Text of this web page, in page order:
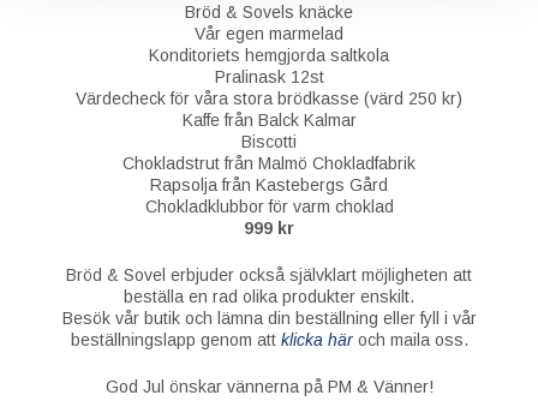
Bröd & Sovels knäcke
Vår egen marmelad
Konditoriets hemgjorda saltkola
Pralinask 12st
Värdecheck för våra stora brödkasse (värd 250 kr)
Kaffe från Balck Kalmar
Biscotti
Chokladstrut från Malmö Chokladfabrik
Rapsolja från Kastebergs Gård
Chokladklubbor för varm choklad
999 kr
Bröd & Sovel erbjuder också självklart möjligheten att
beställa en rad olika produkter enskilt.
Besök vår butik och lämna din beställning eller fyll i vår
beställningslapp genom att klicka häroch maila oss.
God Jul önskar vännerna på PM & Vänner!